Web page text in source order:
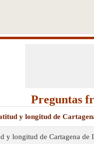
Preguntas
y longitud de
y longitud de Cartagena de